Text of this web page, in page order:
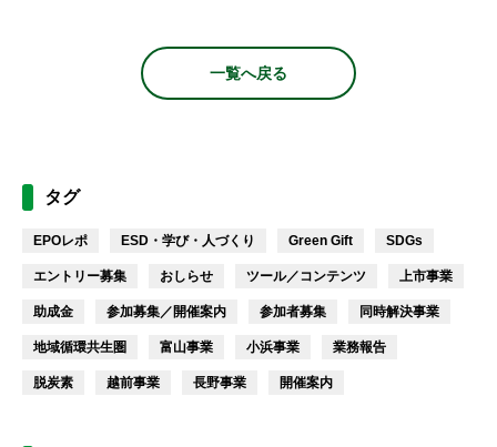
一覧へ戻る
タグ
EPOレポ ESD・学び・人づくり Green Gift SDGs
エントリー募集 おしらせ ツール／コンテンツ 上市事業
助成金 参加募集／開催案内 参加者募集 同時解決事業
地域循環共生圏 富山事業 小浜事業 業務報告
脱炭素 越前事業 長野事業 開催案内